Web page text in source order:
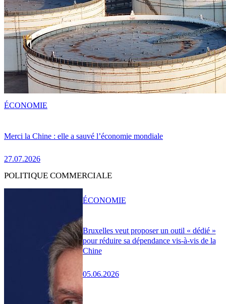
Merci la Chine : elle a sauvé l’économie mondiale
27.07.2026
ÉCONOMIE
POLITIQUE COMMERCIALE
Bruxelles veut proposer un outil « dédié »
pour réduire sa dépendance vis-à-vis de la
Chine
05.06.2026
ÉCONOMIE